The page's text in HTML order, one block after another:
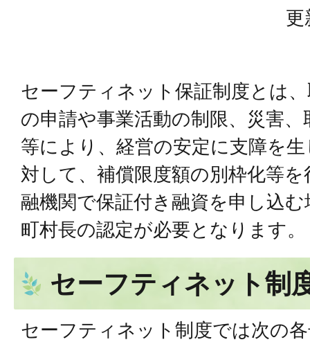
更
セーフティネット保証制度とは
の申請や事業活動の制限、災害
等により、経営の安定に支障を
対して、補償限度額の別枠化等
融機関で保証付き融資を申し込
町村長の認定が必要となります。
セーフティネット制
セーフティネット制度では次の